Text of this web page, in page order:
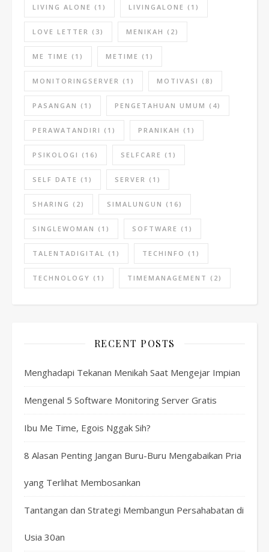
LIVING ALONE (1) LIVINGALONE (1)
LOVE LETTER (3) MENIKAH (2)
ME TIME (1) METIME (1)
MONITORINGSERVER (1) MOTIVASI (8)
PASANGAN (1) PENGETAHUAN UMUM (4)
PERAWATANDIRI (1) PRANIKAH (1)
PSIKOLOGI (16) SELFCARE (1)
SELF DATE (1) SERVER (1)
SHARING (2) SIMALUNGUN (16)
SINGLEWOMAN (1) SOFTWARE (1)
TALENTADIGITAL (1) TECHINFO (1)
TECHNOLOGY (1) TIMEMANAGEMENT (2)
RECENT POSTS
Menghadapi Tekanan Menikah Saat Mengejar Impian
Mengenal 5 Software Monitoring Server Gratis
Ibu Me Time, Egois Nggak Sih?
8 Alasan Penting Jangan Buru-Buru Mengabaikan Pria
yang Terlihat Membosankan
Tantangan dan Strategi Membangun Persahabatan di
Usia 30an